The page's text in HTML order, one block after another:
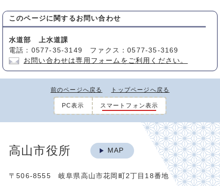
このページに関する お問い合わせ
水道部 上水道課
電話：0577-35-3149 ファクス：0577-35-3169
お問い合わせは専用フォームをご利用ください。
前のページへ戻る トップページへ戻る
PC表示 スマートフォン表示
高山市役所 MAP
〒506-8555 岐阜県高山市花岡町2丁目18番地